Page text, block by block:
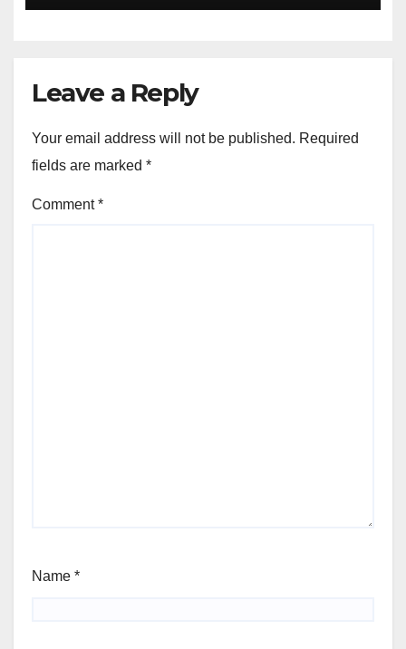
Leave a Reply
Your email address will not be published. Required
fields are marked *
Comment*
Name *